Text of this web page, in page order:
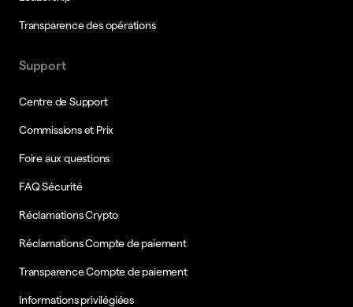
Transparence des opérations
Support
Centre de Support
Commissions et Prix
Foire aux questions
FAQ Sécurité
Réclamations Crypto
Réclamations Compte de paiement
Transparence Compte de paiement
Informations privilégiées